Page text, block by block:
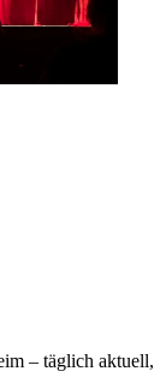
– täglich aktuell,